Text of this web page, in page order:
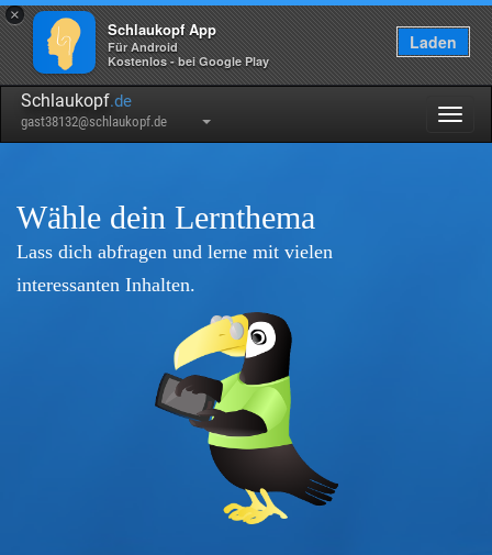
×
Schlaukopf App
Für Android
Kostenlos - bei Google Play
Laden
Schlaukopf.de
gast38132@schlaukopf.de
Wähle dein Lernthema
Lass dich abfragen und lerne mit vielen
interessanten Inhalten.